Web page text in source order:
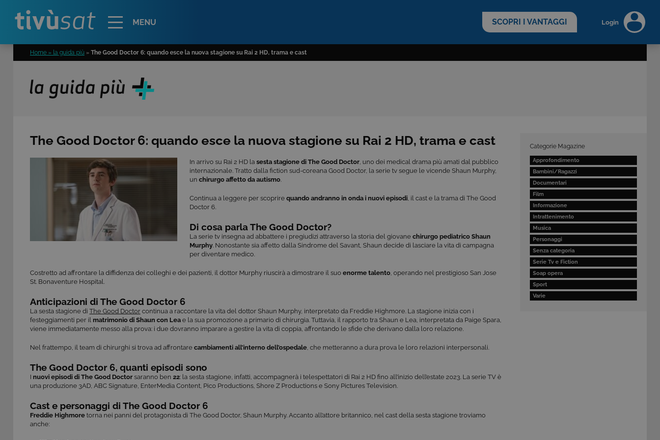
MENU SCOPRI I VANTAGGI Login
Home » la guida più » The Good Doctor 6: quando esce la nuova stagione su Rai 2 HD, trama e cast
Categorie Magazine
Approfondimento
Bambini/Ragazzi
Documentari
Film
Informazione
Intrattenimento
Musica
Personaggi
Senza categoria
Serie Tv e Fiction
Soap opera
Sport
Varie
The Good Doctor 6: quando esce la nuova stagione su Rai 2 HD, trama e cast
In arrivo su Rai 2 HD la sesta stagione di The Good Doctor, uno dei medical drama più amati dal pubblico
internazionale. Tratto dalla fiction sud-coreana Good Doctor, la serie tv segue le vicende Shaun Murphy,
un chirurgo affetto da autismo.
Continua a leggere per scoprire quando andranno in onda i nuovi episodi, il cast e la trama di The Good
Doctor 6.
Di cosa parla The Good Doctor?
La serie tv insegna ad abbattere i pregiudizi attraverso la storia del giovane chirurgo pediatrico Shaun
Murphy. Nonostante sia affetto dalla Sindrome del Savant, Shaun decide di lasciare la vita di campagna
per diventare medico.
Costretto ad affrontare la diffidenza dei colleghi e dei pazienti, il dottor Murphy riuscirà a dimostrare il suo enorme talento, operando nel prestigioso San Jose
St. Bonaventure Hospital.
Anticipazioni di The Good Doctor 6
La sesta stagione di The Good Doctor continua a raccontare la vita del dottor Shaun Murphy, interpretato da Freddie Highmore. La stagione inizia con i
festeggiamenti per il matrimonio di Shaun con Lea e la sua promozione a primario di chirurgia. Tuttavia, il rapporto tra Shaun e Lea, interpretata da Paige Spara,
viene immediatamente messo alla prova: i due dovranno imparare a gestire la vita di coppia, affrontando le sfide che derivano dalla loro relazione.
Nel frattempo, il team di chirurghi si trova ad affrontare cambiamenti all’interno dell’ospedale, che metteranno a dura prova le loro relazioni interpersonali.
The Good Doctor 6, quanti episodi sono
I nuovi episodi di The Good Doctor saranno ben 22: la sesta stagione, infatti, accompagnerà i telespettatori di Rai 2 HD fino all’inizio dell’estate 2023. La serie TV è
una produzione 3AD, ABC Signature, EnterMedia Content, Pico Productions, Shore Z Productions e Sony Pictures Television.
Cast e personaggi di The Good Doctor 6
Freddie Highmore torna nei panni del protagonista di The Good Doctor, Shaun Murphy. Accanto all’attore britannico, nel cast della sesta stagione troviamo
anche: